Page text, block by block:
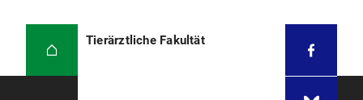
Tierärztliche Fakultät